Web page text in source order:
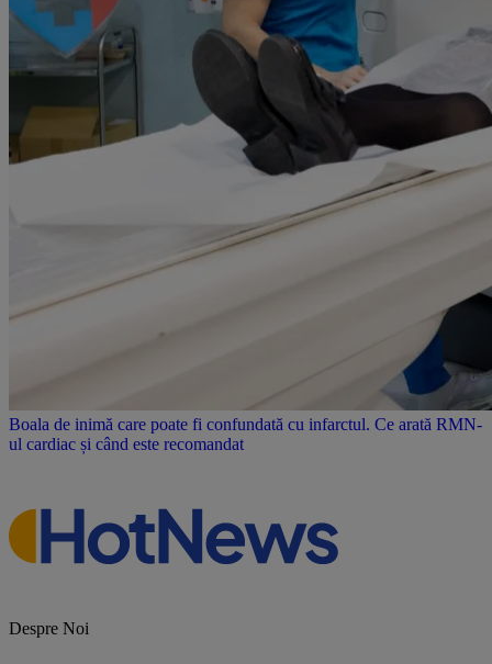
Boala de inimă care poate fi confundată cu infarctul. Ce arată RMN-
ul cardiac și când este recomandat
Despre Noi